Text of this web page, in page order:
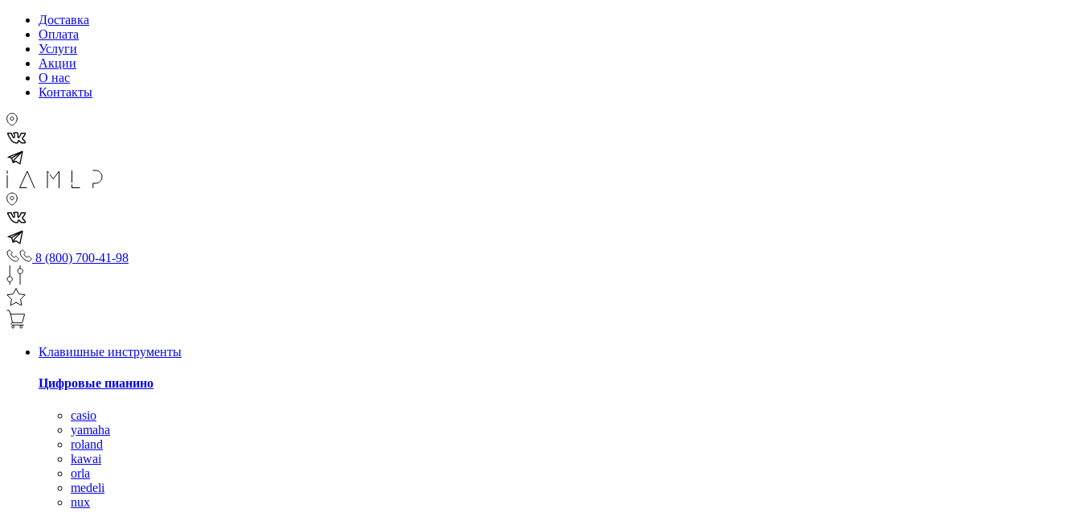
Доставка
Оплата
Услуги
Акции
О нас
Контакты
8 (800) 700-41-98
Клавишные инструменты
Цифровые пианино
casio
yamaha
roland
kawai
orla
medeli
nux